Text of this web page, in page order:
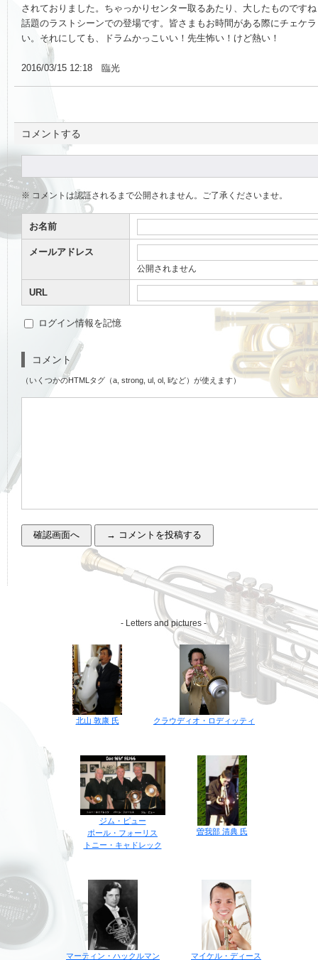
されておりました。ちゃっかりセンター取るあたり、大したものです
話題のラストシーンでの登場です。皆さまもお時間がある際にチェケ
い。それにしても、ドラムかっこいい！先生怖い！けど熱い！
2016/03/15 12:18 臨光
コメントする
※ コメントは認証されるまで公開されません。ご了承くださいませ。
お名前
メールアドレス
公開されません
URL
ログイン情報を記憶
コメント
（いくつかのHTMLタグ（a, strong, ul, ol, liなど）が使えます）
- Letters and pictures -
北山 敦康 氏 クラウディオ・ロディッティ
ジム・ピュー
ポール・フォーリス
トニー・キャドレック
曽我部 清典 氏
マーティン・ハックルマン マイケル・ディース